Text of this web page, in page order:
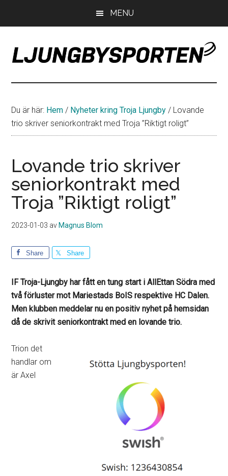
primära
sidofältet
MENU
LjungbySporten
om
Troja
Ljungby
Du är här: Hem / Nyheter kring Troja Ljungby / Lovande
trio skriver seniorkontrakt med Troja ”Riktigt roligt”
Lovande trio skriver
seniorkontrakt med
Troja ”Riktigt roligt”
2023-01-03 av Magnus Blom
Share Share
IF Troja-Ljungby har fått en tung start i AllEttan Södra med
två förluster mot Mariestads BoIS respektive HC Dalen.
Men klubben meddelar nu en positiv nyhet på hemsidan
då de skrivit seniorkontrakt med en lovande trio.
Trion det
handlar om
är Axel